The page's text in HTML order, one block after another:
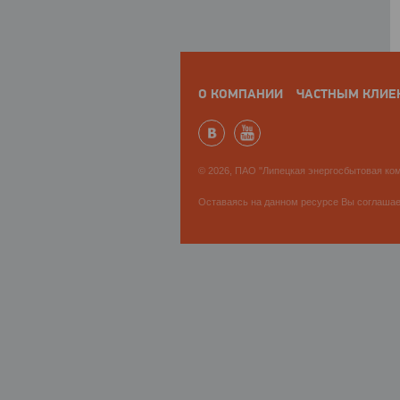
О КОМПАНИИ ЧАСТНЫМ
© 2026, ПАО "Липецкая энергосбытовая
Оставаясь на данном ресурсе Вы